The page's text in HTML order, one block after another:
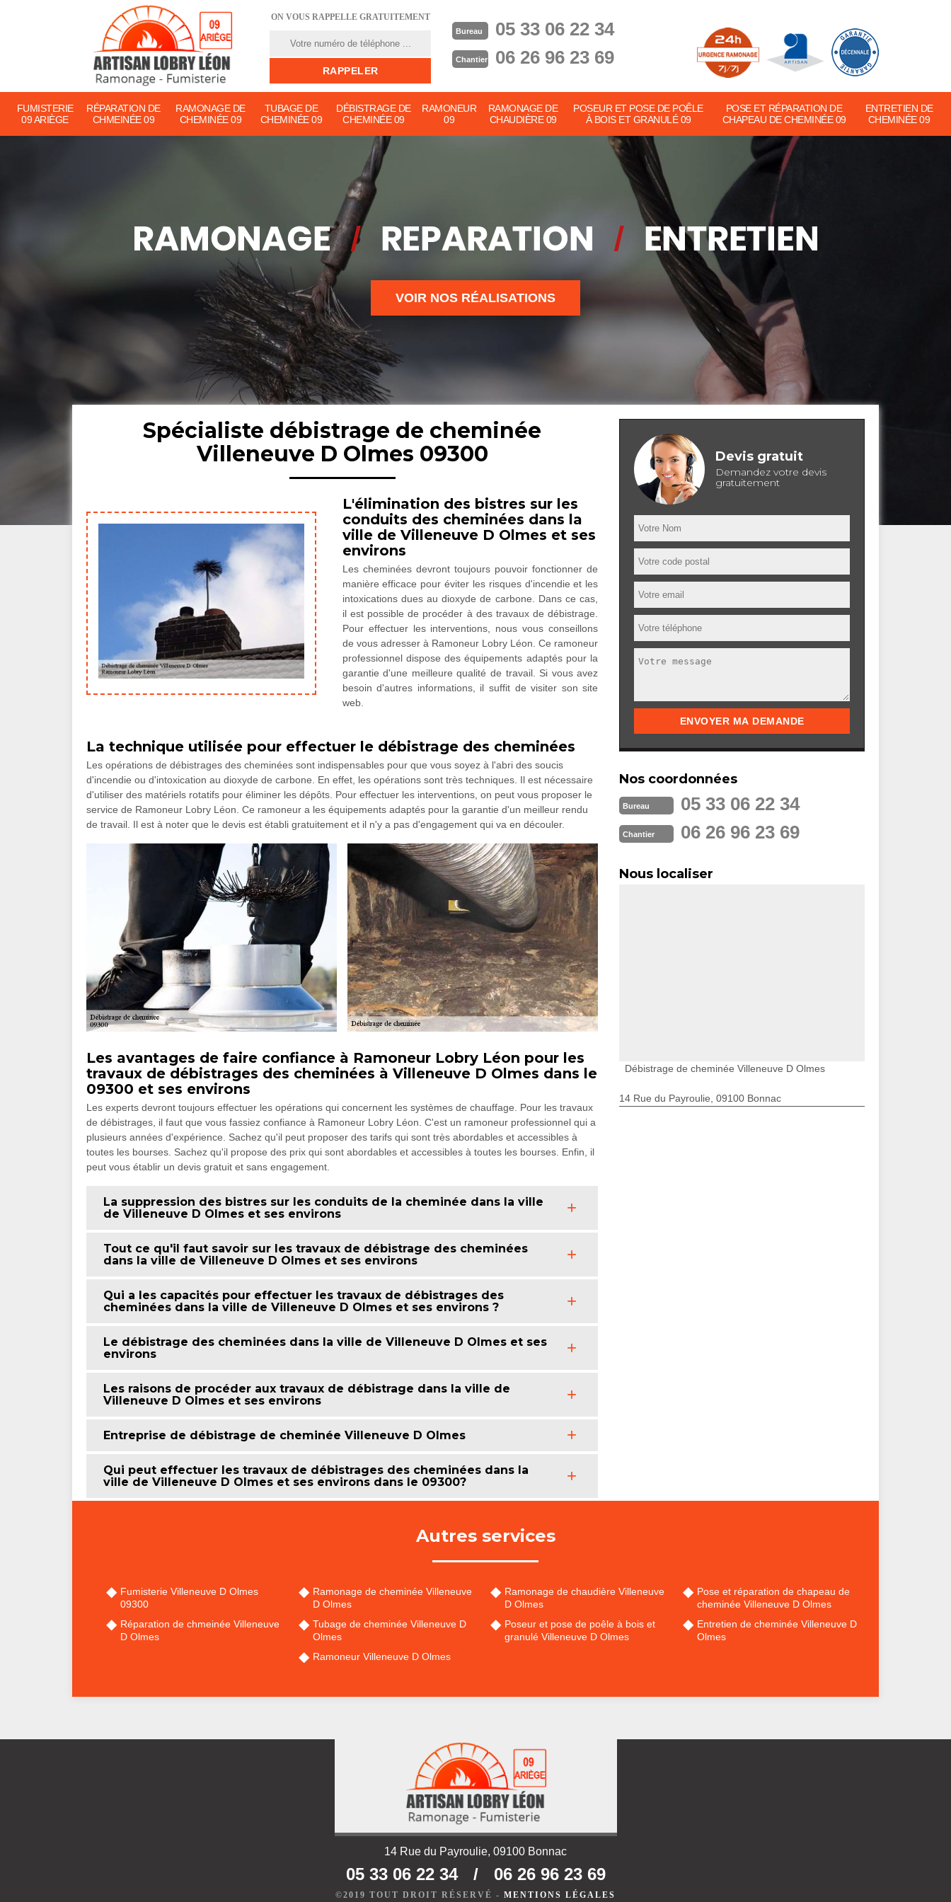
ON VOUS RAPPELLE GRATUITEMENT
Bureau 05 33 06 22 34
Chantier 06 26 96 23 69
FUMISTERIE
09 ARIÈGE
RÉPARATION DE
CHMEINÉE 09
RAMONAGE DE
CHEMINÉE 09
TUBAGE DE
CHEMINÉE 09
DÉBISTRAGE DE
CHEMINÉE 09
RAMONEUR
09
RAMONAGE DE
CHAUDIÈRE 09
POSEUR ET POSE DE POÊLE
À BOIS ET GRANULÉ 09
POSE ET RÉPARATION DE
CHAPEAU DE CHEMINÉE 09
ENTRETIEN DE
CHEMINÉE 09
VOIR NOS RÉALISATIONS
Spécialiste débistrage de cheminée
Villeneuve D Olmes 09300
L'élimination des bistres sur les
conduits des cheminées dans la
ville de Villeneuve D Olmes et ses
environs
Les cheminées devront toujours pouvoir fonctionner de
manière efficace pour éviter les risques d'incendie et les
intoxications dues au dioxyde de carbone. Dans ce cas,
il est possible de procéder à des travaux de débistrage.
Pour effectuer les interventions, nous vous conseillons
de vous adresser à Ramoneur Lobry Léon. Ce ramoneur
professionnel dispose des équipements adaptés pour la
garantie d'une meilleure qualité de travail. Si vous avez
besoin d'autres informations, il suffit de visiter son site
web.
La technique utilisée pour effectuer le débistrage des cheminées
Les opérations de débistrages des cheminées sont indispensables pour que vous soyez à l'abri des soucis
d'incendie ou d'intoxication au dioxyde de carbone. En effet, les opérations sont très techniques. Il est nécessaire
d'utiliser des matériels rotatifs pour éliminer les dépôts. Pour effectuer les interventions, on peut vous proposer le
service de Ramoneur Lobry Léon. Ce ramoneur a les équipements adaptés pour la garantie d'un meilleur rendu
de travail. Il est à noter que le devis est établi gratuitement et il n'y a pas d'engagement qui va en découler.
Les avantages de faire confiance à Ramoneur Lobry Léon pour les
travaux de débistrages des cheminées à Villeneuve D Olmes dans le
09300 et ses environs
Les experts devront toujours effectuer les opérations qui concernent les systèmes de chauffage. Pour les travaux
de débistrages, il faut que vous fassiez confiance à Ramoneur Lobry Léon. C'est un ramoneur professionnel qui a
plusieurs années d'expérience. Sachez qu'il peut proposer des tarifs qui sont très abordables et accessibles à
toutes les bourses. Sachez qu'il propose des prix qui sont abordables et accessibles à toutes les bourses. Enfin, il
peut vous établir un devis gratuit et sans engagement.
La suppression des bistres sur les conduits de la cheminée dans la ville
de Villeneuve D Olmes et ses environs
Tout ce qu'il faut savoir sur les travaux de débistrage des cheminées
dans la ville de Villeneuve D Olmes et ses environs
Qui a les capacités pour effectuer les travaux de débistrages des
cheminées dans la ville de Villeneuve D Olmes et ses environs ?
Le débistrage des cheminées dans la ville de Villeneuve D Olmes et ses
environs
Les raisons de procéder aux travaux de débistrage dans la ville de
Villeneuve D Olmes et ses environs
Entreprise de débistrage de cheminée Villeneuve D Olmes
Qui peut effectuer les travaux de débistrages des cheminées dans la
ville de Villeneuve D Olmes et ses environs dans le 09300?
Devis gratuit
Demandez votre devis
gratuitement
Nos coordonnées
Bureau 05 33 06 22 34
Chantier 06 26 96 23 69
Nous localiser
Débistrage de cheminée Villeneuve D Olmes
14 Rue du Payroulie, 09100 Bonnac
Autres services
Fumisterie Villeneuve D Olmes
09300
Réparation de chmeinée Villeneuve
D Olmes
Ramonage de cheminée Villeneuve
D Olmes
Tubage de cheminée Villeneuve D
Olmes
Ramoneur Villeneuve D Olmes
Ramonage de chaudière Villeneuve
D Olmes
Poseur et pose de poêle à bois et
granulé Villeneuve D Olmes
Pose et réparation de chapeau de
cheminée Villeneuve D Olmes
Entretien de cheminée Villeneuve D
Olmes
14 Rue du Payroulie, 09100 Bonnac
05 33 06 22 34 / 06 26 96 23 69
©2019 TOUT DROIT RÉSERVÉ - MENTIONS LÉGALES